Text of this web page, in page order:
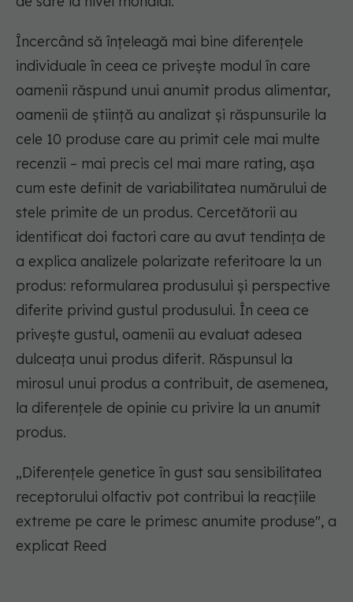
Încercând să înțeleagă mai bine diferențele
individuale în ceea ce privește modul în care
oamenii răspund unui anumit produs alimentar,
oamenii de știință au analizat și răspunsurile la
cele 10 produse care au primit cele mai multe
recenzii – mai precis cel mai mare rating, așa
cum este definit de variabilitatea numărului de
stele primite de un produs. Cercetătorii au
identificat doi factori care au avut tendința de
a explica analizele polarizate referitoare la un
produs: reformularea produsului și perspective
diferite privind gustul produsului. În ceea ce
privește gustul, oamenii au evaluat adesea
dulceața unui produs diferit. Răspunsul la
mirosul unui produs a contribuit, de asemenea,
la diferențele de opinie cu privire la un anumit
produs.
„Diferențele genetice în gust sau sensibilitatea
receptorului olfactiv pot contribui la reacțiile
extreme pe care le primesc anumite produse", a
explicat Reed